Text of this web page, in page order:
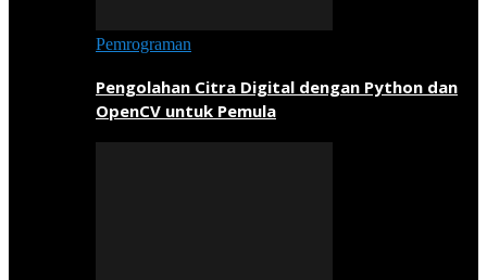
Pemrograman
Pengolahan Citra Digital dengan Python dan
OpenCV untuk Pemula